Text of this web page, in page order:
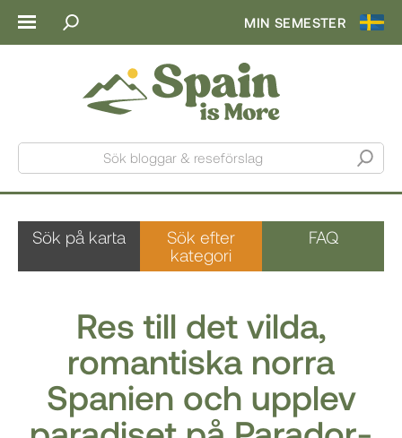
MIN SEMESTER
Sök bloggar & reseförslag
Sök på karta
Sök efter
kategori
FAQ
Res till det vilda,
romantiska norra
Spanien och upplev